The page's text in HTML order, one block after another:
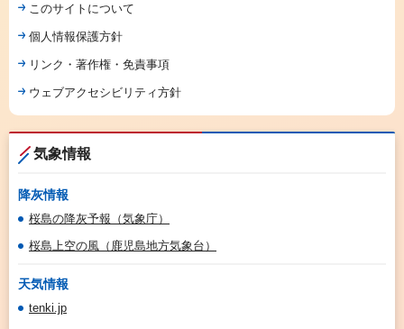
このサイトについて
個人情報保護方針
リンク・著作権・免責事項
ウェブアクセシビリティ方針
気象情報
降灰情報
桜島の降灰予報（気象庁）
桜島上空の風（鹿児島地方気象台）
天気情報
tenki.jp